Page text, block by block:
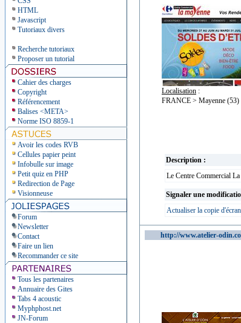
HTML
Javascript
Tutoriaux divers
Recherche tutoriaux
Proposer un tutorial
Cahier des charges
Copyright
Référencement
Balises <META>
Norme ISO 8859-1
Avoir les codes RVB
Cellules papier peint
Infobulle sur image
Petit quiz en PHP
Redirection de Page
Visionneuse
Forum
Newsletter
Contact
Faire un lien
Recommander ce site
Tous les partenaires
Annuaire des Gites
Tabs 4 acoustic
Myphphost.net
JN-Forum
Localisation :
FRANCE > Mayenne (53)
Description :
Le Centre Commercial
Signaler une
Actualiser la copie
http://www.atelier-